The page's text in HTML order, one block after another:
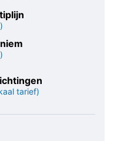
tarief)